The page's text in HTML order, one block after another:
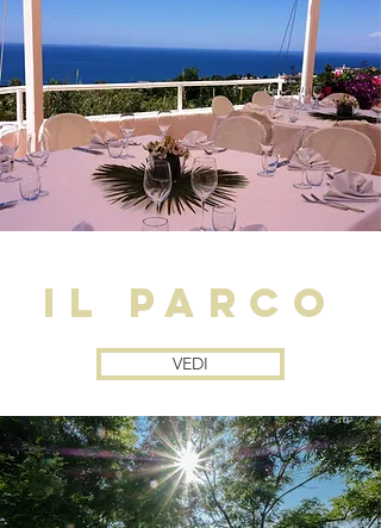
il parco
VEDI